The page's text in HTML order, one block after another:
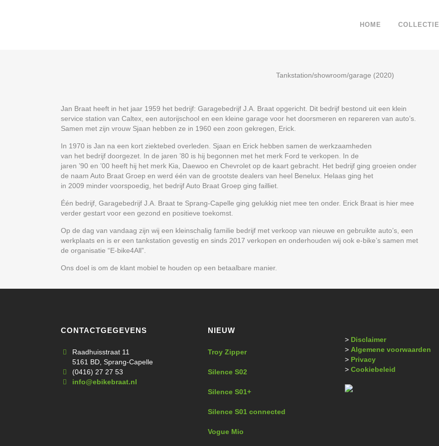
HOME COLLECTIE
Tankstation/showroom/garage (2020)
Jan Braat heeft in het jaar 1959 het bedrijf: Garagebedrijf J.A. Braat opgericht. Dit bedrijf bestond uit een klein
service station van Caltex, een autorijschool en een kleine garage voor het doorsmeren en repareren van auto’s.
Samen met zijn vrouw Sjaan hebben ze in 1960 een zoon gekregen, Erick.
In 1970 is Jan na een kort ziektebed overleden. Sjaan en Erick hebben samen de werkzaamheden
van het bedrijf doorgezet. In de jaren ’80 is hij begonnen met het merk Ford te verkopen. In de
jaren ’90 en ’00 heeft hij het merk Kia, Daewoo en Chevrolet op de kaart gebracht. Het bedrijf ging groeien onder
de naam Auto Braat Groep en werd één van de grootste dealers van heel Benelux. Helaas ging het
in 2009 minder voorspoedig, het bedrijf Auto Braat Groep ging failliet.
Één bedrijf, Garagebedrijf J.A. Braat te Sprang-Capelle ging gelukkig niet mee ten onder. Erick Braat is hier mee
verder gestart voor een gezond en positieve toekomst.
Op de dag van vandaag zijn wij een kleinschalig familie bedrijf met verkoop van nieuwe en gebruikte auto’s, een
werkplaats en is er een tankstation gevestig en sinds 2017 verkopen en onderhouden wij ook e-bike’s samen met
de organisatie “E-bike4All”.
Ons doel is om de klant mobiel te houden op een betaalbare manier.
CONTACTGEGEVENS
Raadhuisstraat 11
5161 BD, Sprang-Capelle
(0416) 27 27 53
info@ebikebraat.nl
NIEUW
Troy Zipper
Silence S02
Silence S01+
Silence S01 connected
Vogue Mio
> Disclaimer
> Algemene voorwaarden
> Privacy
> Cookiebeleid